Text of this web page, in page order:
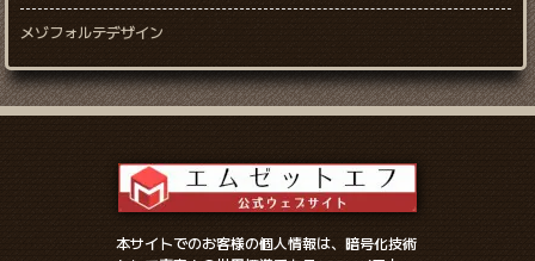
メゾフォルテデザイン
本サイトでのお客様の個人情報は、暗号化技術